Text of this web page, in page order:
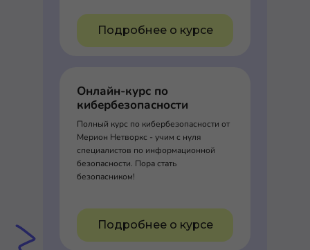
Подробнее о курсе
Онлайн-курс по
кибербезопасности
Полный курс по кибербезопасности от
Мерион Нетворкс - учим с нуля
специалистов по информационной
безопасности. Пора стать
безопасником!
Подробнее о курсе